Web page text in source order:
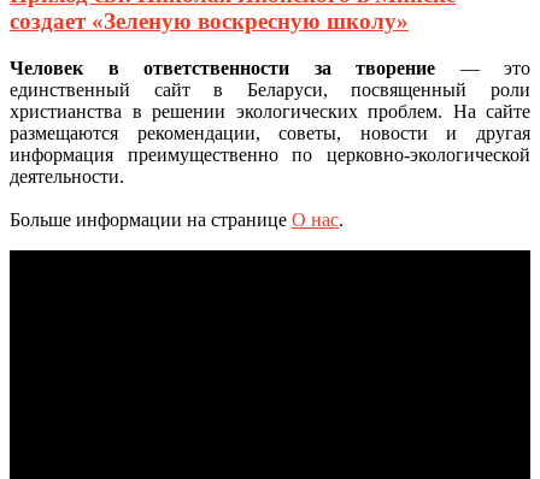
создает «Зеленую воскресную школу»
Человек в ответственности за творение — это
единственный сайт в Беларуси, посвященный роли
христианства в решении экологических проблем. На сайте
размещаются рекомендации, советы, новости и другая
информация преимущественно по церковно-экологической
деятельности.
Больше информации на странице О нас.